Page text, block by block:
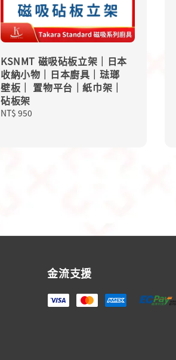
KSNMT 磁吸砧板立架｜日本
收納小物｜日本廚具｜琺瑯
壁板｜ 置物平台｜紙巾架｜
砧板架
Regular
NT$ 950
金流支援